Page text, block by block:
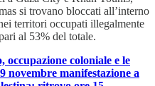
si trovano bloccati all’interno
territori occupati illegalmente
al 53% del totale.
occupazione coloniale e le
novembre manifestazione a